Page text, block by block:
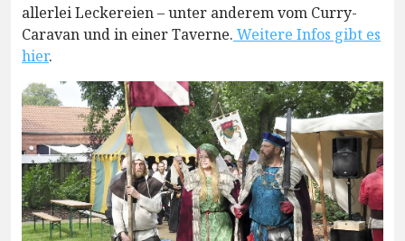
allerlei Leckereien – unter anderem vom Curry-
Caravan und in einer Taverne. Weitere Infos gibt es
hier.